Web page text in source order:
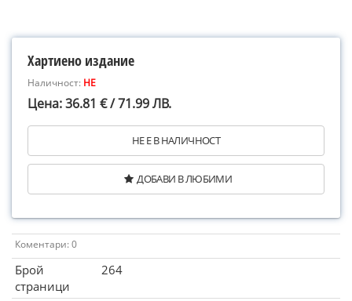
Хартиено издание
Наличност: НЕ
Цена: 36.81 € / 71.99 ЛВ.
НЕ Е В НАЛИЧНОСТ
ДОБАВИ В ЛЮБИМИ
Коментари: 0
Брой
страници
264